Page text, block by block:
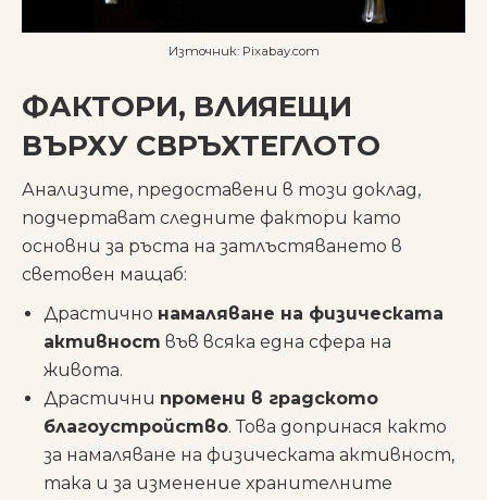
Източник: Pixabay.com
ФАКТОРИ, ВЛИЯЕЩИ
ВЪРХУ СВРЪХТЕГЛОТО
Анализите, предоставени в този доклад,
подчертават следните фактори като
основни за ръста на затлъстяването в
световен мащаб:
Драстично намаляване на физическата
активност във всяка една сфера на
животa.
Драстични промени в градското
благоустройство. Това допринася както
за намаляване на физическата активност,
така и за изменение хранителните